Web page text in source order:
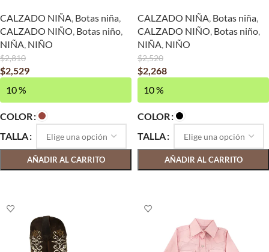
CALZADO NIÑA, Botas niña,
CALZADO NIÑO, Botas niño,
NIÑA, NIÑO
$2,810
$2,529
10 %
COLOR
TALLA
AÑADIR AL CARRITO
CALZADO NIÑA, Botas niña,
CALZADO NIÑO, Botas niño,
NIÑA, NIÑO
$2,520
$2,268
10 %
COLOR
TALLA
AÑADIR AL CARRITO